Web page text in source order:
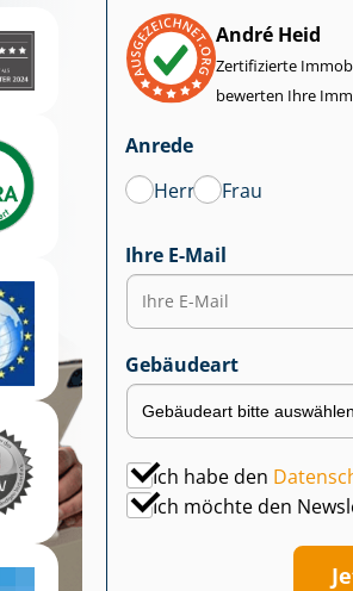
André Heid
Zertifizierte
bewerten Ihre
Anrede
Herr
Frau
Ihre E-Mail
Gebäudeart
Ich habe den
Ich möchte den